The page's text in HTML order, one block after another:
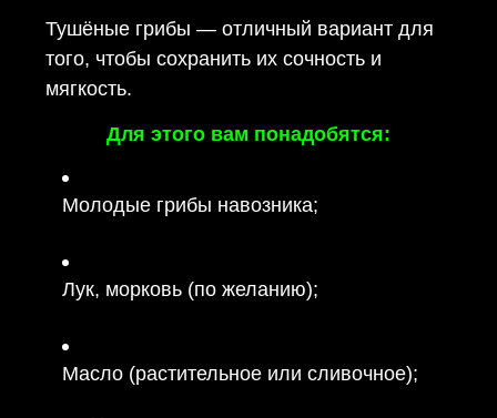
Тушёные грибы — отличный вариант для
того, чтобы сохранить их сочность и
мягкость.
Для этого вам понадобятся:
Молодые грибы навозника;
Лук, морковь (по желанию);
Масло (растительное или сливочное);